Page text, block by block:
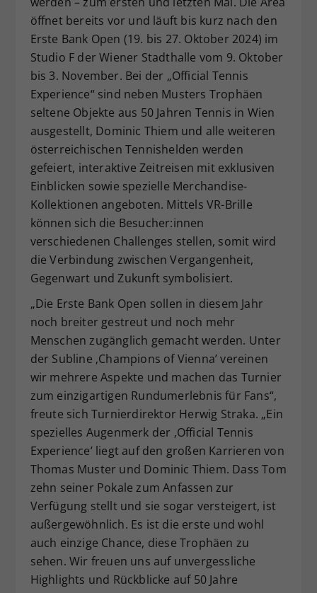
öffnet bereits vor und läuft bis kurz nach den
Erste Bank Open (19. bis 27. Oktober 2024) im
Studio F der Wiener Stadthalle vom 9. Oktober
bis 3. November. Bei der „Official Tennis
Experience“ sind neben Musters Trophäen
seltene Objekte aus 50 Jahren Tennis in Wien
ausgestellt, Dominic Thiem und alle weiteren
österreichischen Tennishelden werden
gefeiert, interaktive Zeitreisen mit exklusiven
Einblicken sowie spezielle Merchandise-
Kollektionen angeboten. Mittels VR-Brille
können sich die Besucher:innen
verschiedenen Challenges stellen, somit wird
die Verbindung zwischen Vergangenheit,
Gegenwart und Zukunft symbolisiert.
„Die Erste Bank Open sollen in diesem Jahr
noch breiter gestreut und noch mehr
Menschen zugänglich gemacht werden. Unter
der Subline ‚Champions of Vienna’ vereinen
wir mehrere Aspekte und machen das Turnier
zum einzigartigen Rundumerlebnis für Fans“,
freute sich Turnierdirektor Herwig Straka. „Ein
spezielles Augenmerk der ‚Official Tennis
Experience’ liegt auf den großen Karrieren von
Thomas Muster und Dominic Thiem. Dass Tom
zehn seiner Pokale zum Anfassen zur
Verfügung stellt und sie sogar versteigert, ist
außergewöhnlich. Es ist die erste und wohl
auch einzige Chance, diese Trophäen zu
sehen. Wir freuen uns auf unvergessliche
Highlights und Rückblicke auf 50 Jahre